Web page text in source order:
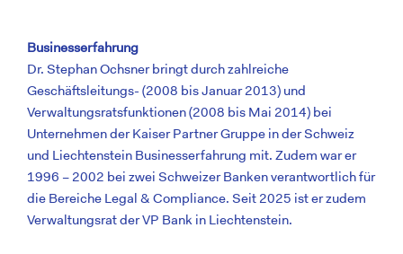
Businesserfahrung
Dr. Stephan Ochsner bringt durch zahlreiche
Geschäftsleitungs- (2008 bis Januar 2013) und
Verwaltungsratsfunktionen (2008 bis Mai 2014) bei
Unternehmen der Kaiser Partner Gruppe in der Schweiz
und Liechtenstein Businesserfahrung mit. Zudem war er
1996 – 2002 bei zwei Schweizer Banken verantwortlich für
die Bereiche Legal & Compliance. Seit 2025 ist er zudem
Verwaltungsrat derVP Bank in Liechtenstein.